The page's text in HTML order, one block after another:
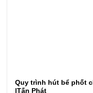
Quy trình hút bể phốt
|Tấn Phát